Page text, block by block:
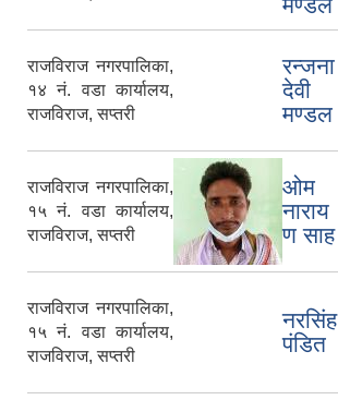
राजविराज नगरपालिका,
१४ नं. वडा कार्यालय,
राजविराज, सप्तरी
रन्जना
देवी
मण्डल
राजविराज नगरपालिका,
१५ नं. वडा कार्यालय,
राजविराज, सप्तरी
ओम
नाराय
ण साह
राजविराज नगरपालिका,
१५ नं. वडा कार्यालय,
राजविराज, सप्तरी
नरसिंह
पंडित